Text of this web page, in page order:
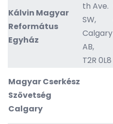
Kálvin Magyar
Református
Egyház
th Ave.
SW,
Calgary
AB,
T2R 0L8
Magyar Cserkész
Szövetség
Calgary